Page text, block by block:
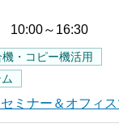
10:00～16:30
機・コピー機活用
ミナー＆オフィ